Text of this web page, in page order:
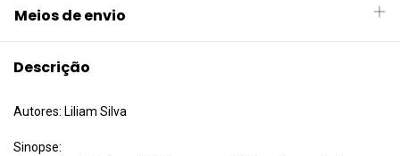
Meios de envio
Descrição
Autores: Liliam Silva
Sinopse: